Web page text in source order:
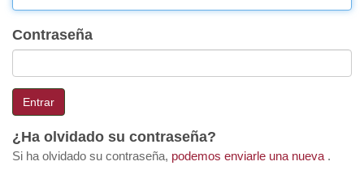
Contraseña
Entrar
¿Ha olvidado su contraseña?
Si ha olvidado su contraseña, podemos enviarle una nueva .